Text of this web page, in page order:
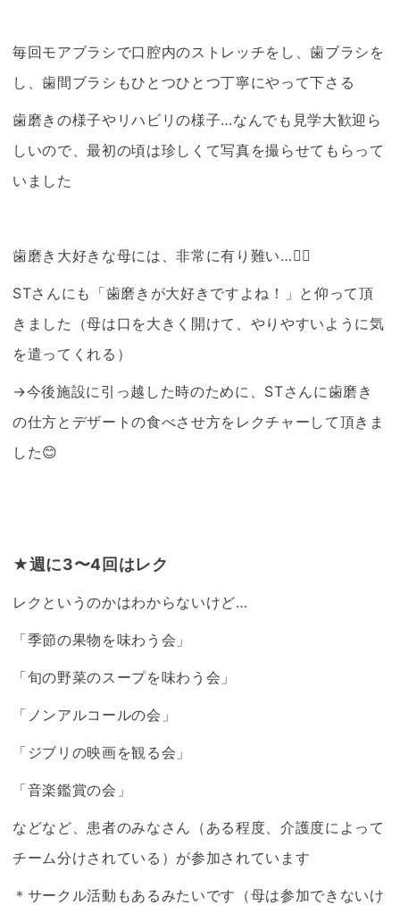
毎回モアブラシで口腔内のストレッチをし、歯ブラシを
し、歯間ブラシもひとつひとつ丁寧にやって下さる
歯磨きの様子やリハビリの様子…なんでも見学大歓迎ら
しいので、最初の頃は珍しくて写真を撮らせてもらって
いました
歯磨き大好きな母には、非常に有り難い…🙇‍♀️
STさんにも「歯磨きが大好きですよね！」と仰って頂
きました（母は口を大きく開けて、やりやすいように気
を遣ってくれる）
→今後施設に引っ越した時のために、STさんに歯磨き
の仕方とデザートの食べさせ方をレクチャーして頂きま
した😊
★週に3〜4回はレク
レクというのかはわからないけど…
「季節の果物を味わう会」
「旬の野菜のスープを味わう会」
「ノンアルコールの会」
「 ジブリ の映画を観る会」
「音楽鑑賞の会」
などなど、患者のみなさん（ある程度、介護度によって
チーム分けされている）が参加されています
＊サークル活動もあるみたいです（母は参加できないけ